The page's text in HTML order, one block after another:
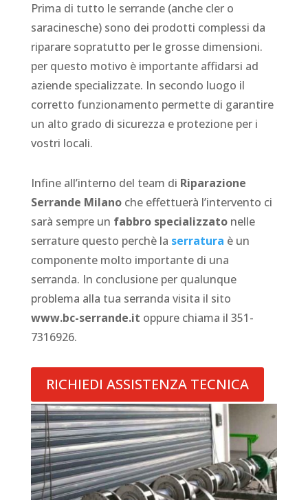
Prima di tutto le serrande (anche cler o
saracinesche) sono dei prodotti complessi da
riparare sopratutto per le grosse dimensioni.
per questo motivo è importante affidarsi ad
aziende specializzate. In secondo luogo il
corretto funzionamento permette di garantire
un alto grado di sicurezza e protezione per i
vostri locali.
Infine all’interno del team di Riparazione
Serrande Milano che effettuerà l’intervento ci
sarà sempre un fabbro specializzatonelle
serrature questo perchè la serratura è un
componente molto importante di una
serranda. In conclusione per qualunque
problema alla tua serranda visita il sito
www.bc-serrande.it oppure chiama il 351-
7316926.
RICHIEDI ASSISTENZA TECNICA